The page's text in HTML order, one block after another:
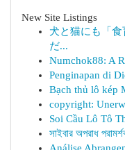
New Site Listings
犬と猫にも「
だ...
Numchok88: A
Penginapan di
Bạch thủ lô kép
copyright:
Soi Cầu Lô Tô
সাইবার অপরাধ